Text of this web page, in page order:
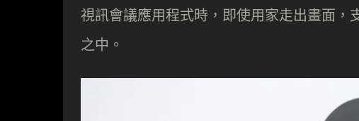
視訊會議應用程式時，即使用家走出畫面
之中。